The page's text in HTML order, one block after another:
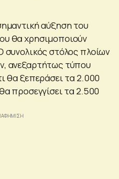
αύξηση του
θα χρησιμοποιούν
συνολικός στόλος πλοίων
ανεξαρτήτως τύπου
θα ξεπεράσει τα 2.000
προσεγγίσει τα 2.500